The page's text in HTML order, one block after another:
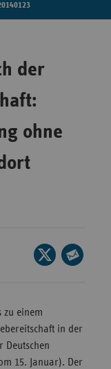
der
ohne
Seite
auf
Mail
zu einem
in der
Deutschen
15. Januar). Der